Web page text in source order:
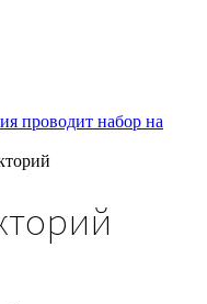
проводит набор на